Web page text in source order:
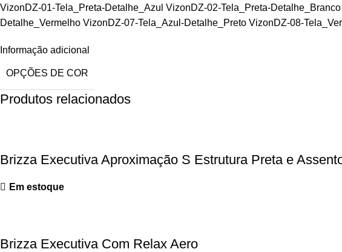
VizonDZ-01-Tela_Preta-Detalhe_Azul VizonDZ-02-Tela_Preta-
Detalhe_Vermelho VizonDZ-07-Tela_Azul-Detalhe_Preto VizonDZ-08-
Informação adicional
OPÇÕES DE COR
Produtos relacionados
Brizza Executiva Aproximação S Estrutura Preta e
Em estoque
Brizza Executiva Com Relax Aero